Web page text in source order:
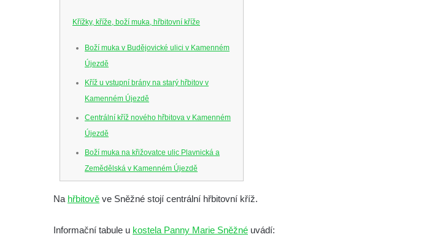
Křížky, kříže, boží muka, hřbitovní kříže
Boží muka v Budějovické ulici v Kamenném
Újezdě
Kříž u vstupní brány na starý hřbitov v
Kamenném Újezdě
Centrální kříž nového hřbitova v Kamenném
Újezdě
Boží muka na křižovatce ulic Plavnická a
Zemědělská v Kamenném Újezdě
v Kamenném Újezdě
Na hřbitově ve Sněžné stojí centrální hřbitovní kříž.
Informační tabule u kostela Panny Marie Sněžné uvádí: